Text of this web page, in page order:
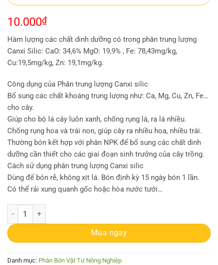
10.000₫
Hàm lượng các chất dinh dưỡng có trong phân trung lượng
Canxi Silic: CaO: 34,6% MgO: 19,9% , Fe: 78,43mg/kg,
Cu:19,5mg/kg, Zn: 19,1mg/kg.
Công dụng của Phân trung lượng Canxi silic
Bổ sung các chất khoáng trung lượng như: Ca, Mg, Cu, Zn, Fe…
cho cây.
Giúp cho bộ lá cây luôn xanh, chống rụng lá, ra lá nhiều.
Chống rụng hoa và trái non, giúp cây ra nhiều hoa, nhiều trái.
Thường bón kết hợp với phân NPK để bổ sung các chất dinh
dưỡng cần thiết cho các giai đoạn sinh trưởng của cây trồng.
Cách sử dụng phân trung lượng Canxi silic
Dùng để bón rễ, không xịt lá. Bón định kỳ 15 ngày bón 1 lần.
Có thể rải xung quanh gốc hoặc hòa nước tưới…
Gói 200gr phân khoáng trung lượng Thái Lan bón rễ chuyên dùng
Mua ngay
Danh mục: Phân Bón Vật Tư Nông Nghiệp